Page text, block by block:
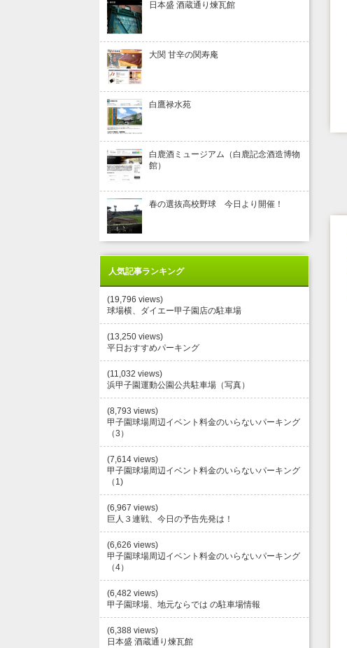
日本盛 酒蔵通り煉瓦館
大関 甘辛の関寿庵
白鷹禄水苑
白鹿酒ミュージアム（白鹿記念酒造博物
館）
春の選抜高校野球 今日より開催！
人気記事ランキング
(19,796 views)
球場横、ダイエー甲子園店の駐車場
(13,250 views)
平日おすすめパーキング
(11,032 views)
浜甲子園運動公園公共駐車場（写真）
(8,793 views)
甲子園球場周辺イベント料金のいらないパーキング
（3）
(7,614 views)
甲子園球場周辺イベント料金のいらないパーキング
（1)
(6,967 views)
巨人３連戦、今日の予告先発は！
(6,626 views)
甲子園球場周辺イベント料金のいらないパーキング
（4）
(6,482 views)
甲子園球場、地元ならでは の駐車場情報
(6,388 views)
日本盛 酒蔵通り煉瓦館